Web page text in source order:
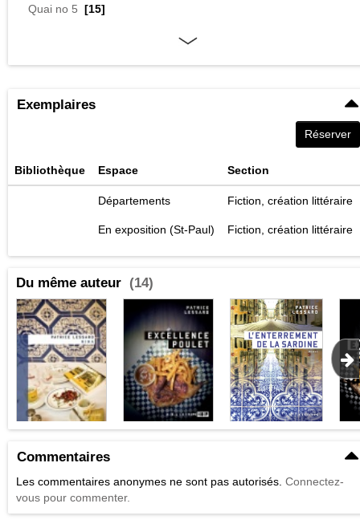
Quai no 5 [15]
Exemplaires
Réserver
Bibliothèque Espace Section
Départements Fiction, création littéraire
En exposition (St-Paul) Fiction, création littéraire
Du même auteur (14)
Commentaires
Les commentaires anonymes ne sont pas autorisés. Connectez-
vous pour commenter.